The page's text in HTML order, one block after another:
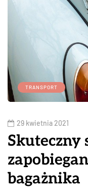
TRANSPORT
29 kwietnia 2021
Skuteczny
bagażnika